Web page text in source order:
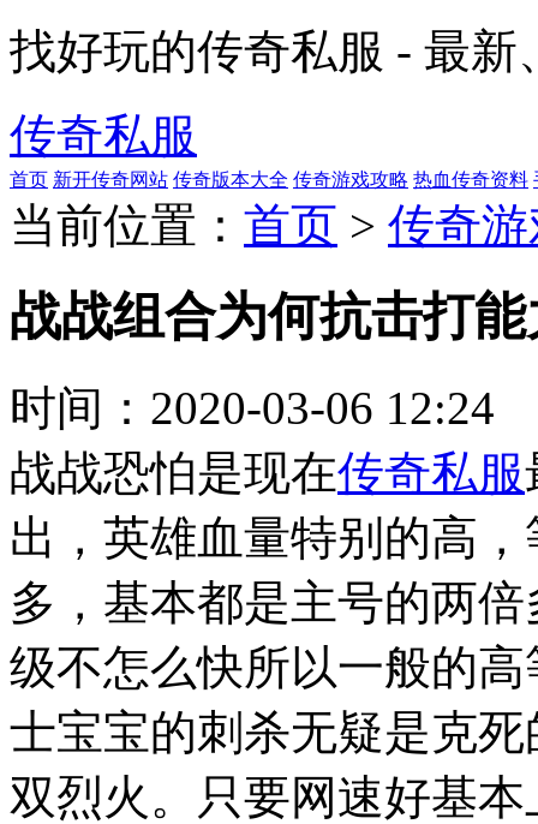
找好玩的传奇私服 - 最
传奇私服
首页 新开传奇网站 传奇版本大全 传奇游戏攻略 热血传奇资料
当前位置： 首页 > 传奇
战战组合为何抗击打
时间： 2020-03-06 12:24
战战恐怕是现在传奇私服
出，英雄血量特别的高
多，基本都是主号的两
级不怎么快所以一般的
士宝宝的刺杀无疑是克
双烈火。只要网速好基